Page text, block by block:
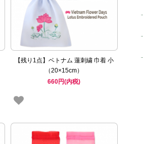
【残り1点】ベトナム 蓮刺繍 巾着 小
（20×15cm）
660円(内税)